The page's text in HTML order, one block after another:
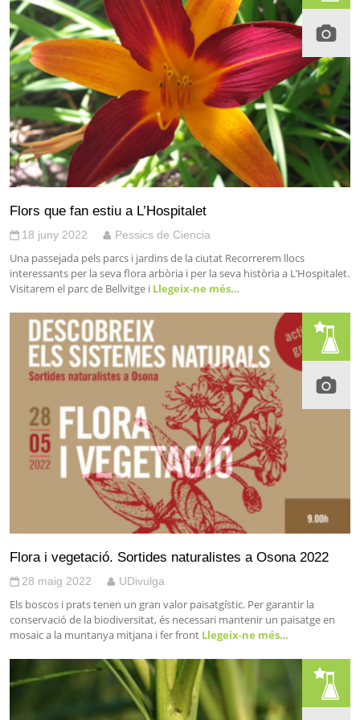
Flors que fan estiu a L’Hospitalet
18 juny 2022 Pessics de Ciencia
Una passejada pels parcs i jardins de la ciutat Recorrerem llocs
interessants per la seva flora arbòria i per la seva història a L’Hospitalet.
Visitarem el parc de Bellvitge i Llegeix-ne més…
Flora i vegetació. Sortides naturalistes a Osona 2022
28 maig 2022 UDivulga
Els boscos i prats tenen un gran valor paisatgístic. Per garantir la
conservació de la biodiversitat, és necessari mantenir un paisatge en
mosaic a la muntanya mitjana i fer front Llegeix-ne més…